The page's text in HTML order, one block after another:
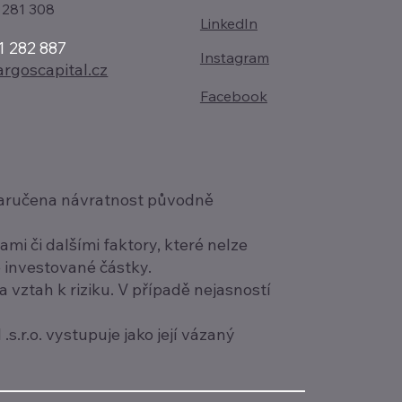
308
282 887
LinkedIn
Instagram
Facebook
návratnost původně
či dalšími faktory, které nelze
částky.
vztah k riziku. V případě nejasností
vystupuje jako její vázaný